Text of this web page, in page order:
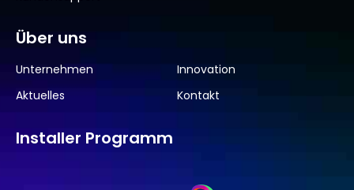
Über uns
Unternehmen
Innovation
Aktuelles
Kontakt
Installer Programm